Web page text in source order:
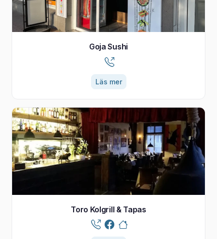
Goja Sushi
Läs mer
Toro Kolgrill & Tapas